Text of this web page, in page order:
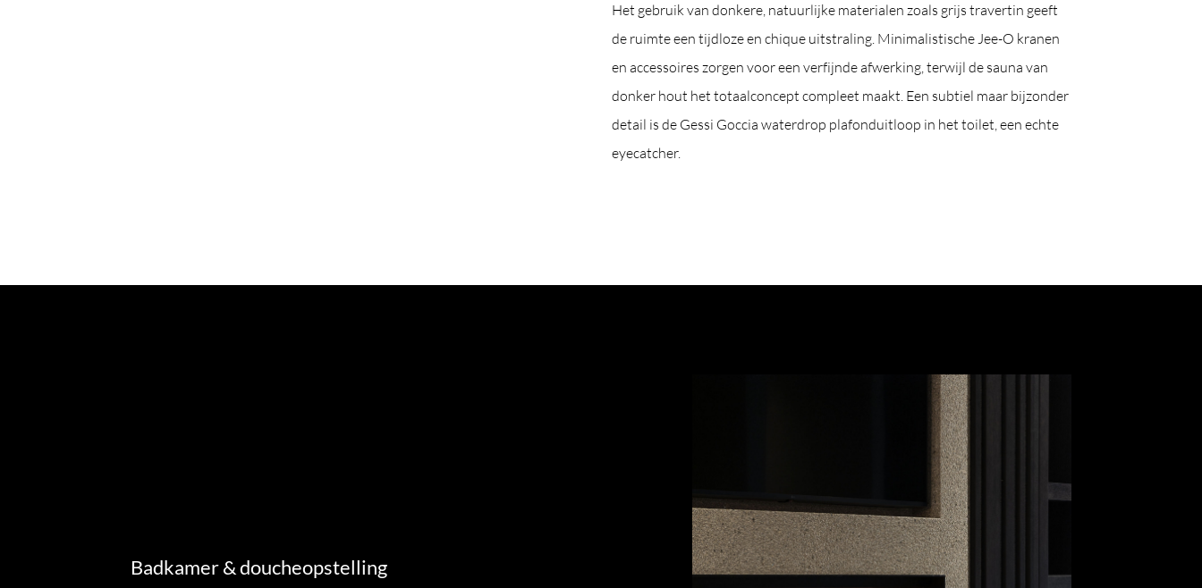
Het gebruik van donkere, natuurlijke materialen zoals grijs travertin geeft
de ruimte een tijdloze en chique uitstraling. Minimalistische Jee-O kranen
en accessoires zorgen voor een verfijnde afwerking, terwijl de sauna van
donker hout het totaalconcept compleet maakt. Een subtiel maar bijzonder
detail is de Gessi Goccia waterdrop plafonduitloop in het toilet, een echte
eyecatcher.
Badkamer & doucheopstelling